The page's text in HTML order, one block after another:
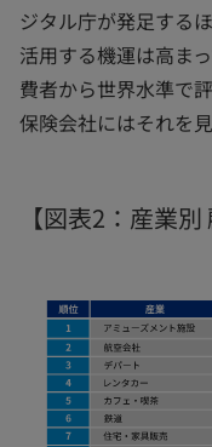
ジタル庁が発足する
活用する機運は高ま
費者から世界水準で
保険会社にはそれを
【図表2：産業